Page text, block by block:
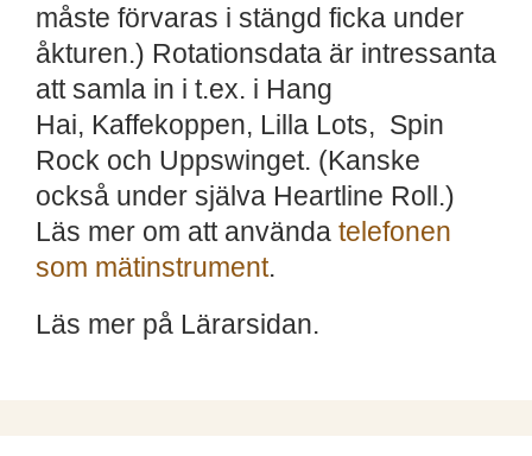
måste förvaras i stängd ficka under
åkturen.) Rotationsdata är intressanta
att samla in i t.ex. i Hang
Hai, Kaffekoppen, Lilla Lots, Spin
Rock och Uppswinget. (Kanske
också under själva Heartline Roll.)
Läs mer om att använda telefonen
som mätinstrument.
Läs mer på Lärarsidan.